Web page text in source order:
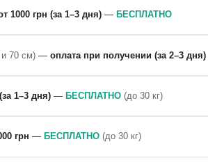
1000 грн (за 1–3 дня) — БЕСПЛАТНО
и 70 см) — оплата при получении (за 2–3 дня)
1–3 дня) — БЕСПЛАТНО (до 30 кг)
грн — БЕСПЛАТНО (до 30 кг)